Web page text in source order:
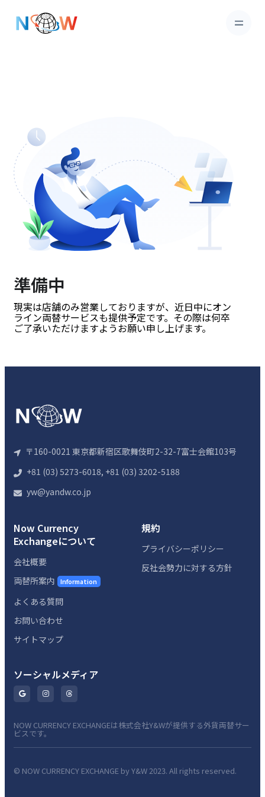
準備中
現実は店舗のみ営業しておりますが、近日中にオン
ライン両替サービスも提供予定です。その際は何卒
ご了承いただけますようお願い申し上げます。
〒160-0021 東京都新宿区歌舞伎町2-32-7富士会館103号
+81 (03) 5273-6018, +81 (03) 3202-5188
yw@yandw.co.jp
Now Currency
Exchangeについて
会社概要
両替所案内
Information
よくある質問
お問い合わせ
サイトマップ
規約
プライバシーポリシー
反社会勢力に対する方針
ソーシャルメディア
NOW CURRENCY EXCHANGEは株式会社Y&Wが提供する外貨両替サー
ビスです。
© NOW CURRENCY EXCHANGE by Y&W 2023. All rights reserved.